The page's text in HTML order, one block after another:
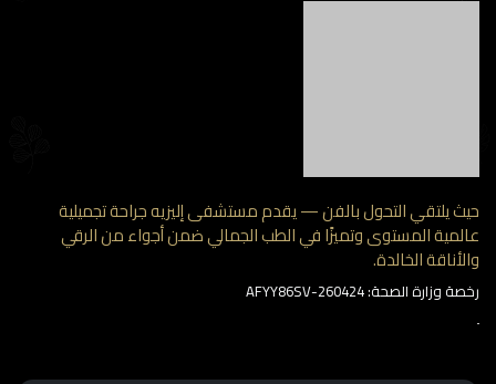
حيث يلتقي التحول بالفن — يقدم مستشفى إليزيه جراحة تجميلية
عالمية المستوى وتميزًا في الطب الجمالي ضمن أجواء من الرقي
والأناقة الخالدة.
رخصة وزارة الصحة: AFYY86SV-260424